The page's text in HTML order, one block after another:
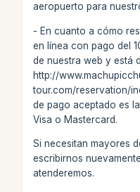
aeropuerto para
- En cuanto a cómo
en línea con pago del
de nuestra web y está
http://
tour.com/reservation/
de pago aceptado es
Visa o Mastercard.
Si necesitan mayores
escribirnos
atenderemos.